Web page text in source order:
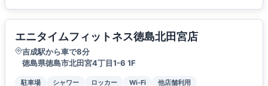
エニタイムフィットネス徳島北田宮店
吉成駅から車で8分
徳島県徳島市北田宮4丁目1-6 1F
駐車場 シャワー ロッカー Wi-Fi 他店舗利用